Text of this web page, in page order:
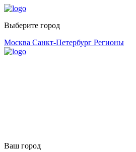
Выберите город
Москва Санкт-Петербург Регионы
Ваш город